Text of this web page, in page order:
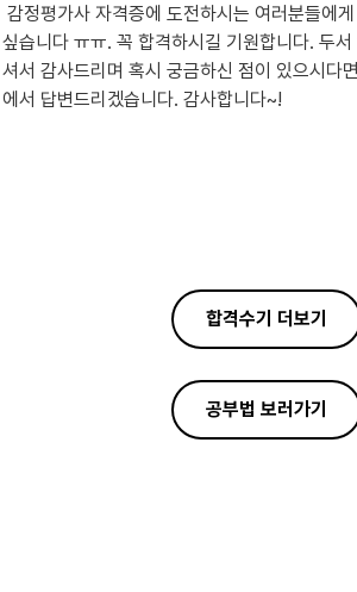
싶습니다 ㅠㅠ. 꼭 합격하시길 기원합니다. 두
셔서 감사드리며 혹시 궁금하신 점이 있으시다
에서 답변드리겠습니다. 감사합니다~!
합격수기 더보기
공부법 보러가기